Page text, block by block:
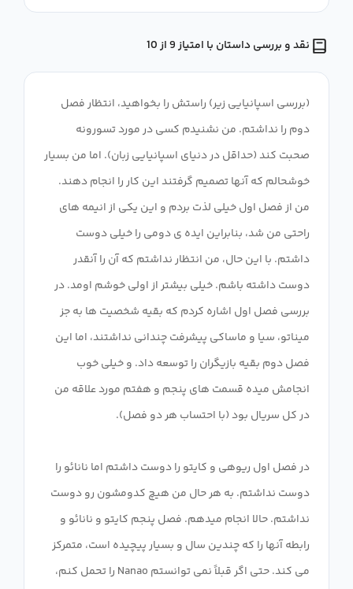
نقد و بررسی داستان با امتیاز 9 از 10
(بررسی اسپانیایی زیر) راستش را بخواهید، انتظار فصل
دوم را نداشتم. من نشنیدم کسی در مورد تسورونه
صحبت کند (حداقل در دنیای اسپانیایی زبان). اما من بسیار
خوشحالم که آنها تصمیم گرفتند این کار را انجام دهند.
من از فصل اول خیلی لذت بردم و این یکی از انیمه های
راحتی من شد، بنابراین ایده ی دومی را خیلی دوست
داشتم. با این حال، من انتظار نداشتم که آن را آنقدر
دوست داشته باشم. خیلی بیشتر از اولی خوشم اومد. در
بررسی فصل اول اشاره کردم که بقیه شخصیت ها به جز
میناتو، سیا و ماساکی پیشرفت چندانی نداشتند، اما این
فصل دوم بقیه بازیگران را توسعه داد. و خیلی خوب
انجامش میده قسمت های پنجم و هفتم مورد علاقه من
در فصل اول ریوهی و کایتو را دوست داشتم اما نانائو را
دوست نداشتم. به هر حال من هیچ کدومشون رو دوست
نداشتم. حالا انجام میدهم. فصل پنجم کایتو و نانائو و
رابطه آنها را که چندین سال و بسیار پیچیده است، متمرکز
می کند. حتی اگر قبلاً نمی توانستم Nanao را تحمل کنم،